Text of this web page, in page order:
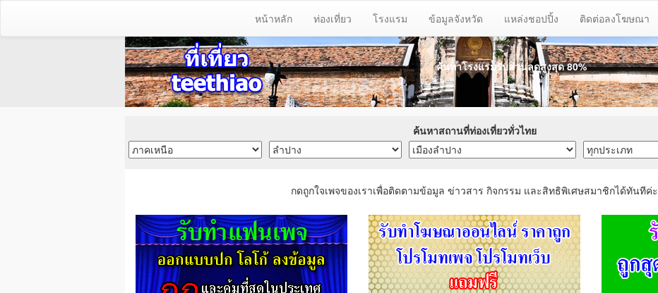
หน้าหลัก ท่องเที่ยว โรงแรม ข้อมูลจังหวัด แหล่งชอปปิ้ง ติดต่อลงโฆษณา
ค้นหาโรงแรมรับส่วนลดสูงสุด 80%
ค้นหาสถานที่ท่องเที่ยวทั่วไทย
กดถูกใจเพจของเราเพื่อติดตามข้อมูล ข่าวสาร กิจกรรม และสิทธิพิเศษสมาชิกได้ทันทีค่ะ